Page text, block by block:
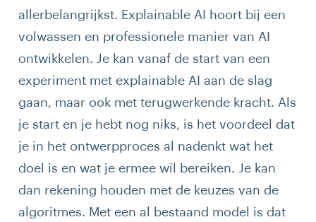
allerbelangrijkst. Explainable AI hoort bij een
volwassen en professionele manier van AI
ontwikkelen. Je kan vanaf de start van een
experiment met explainable AI aan de slag
gaan, maar ook met terugwerkende kracht. Als
je start en je hebt nog niks, is het voordeel dat
je in het ontwerpproces al nadenkt wat het
doel is en wat je ermee wil bereiken. Je kan
dan rekening houden met de keuzes van de
algoritmes. Met een al bestaand model is dat